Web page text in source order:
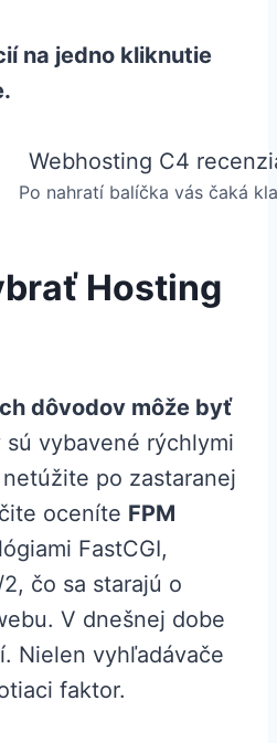
na jedno kliknutie
Po nahratí balíčka vás čaká
Hosting
dôvodov môže byť
sú vybavené rýchlymi
po zastaranej
oceníte FPM
FastCGI,
čo sa starajú o
V dnešnej dobe
Nielen vyhľadávače
faktor.